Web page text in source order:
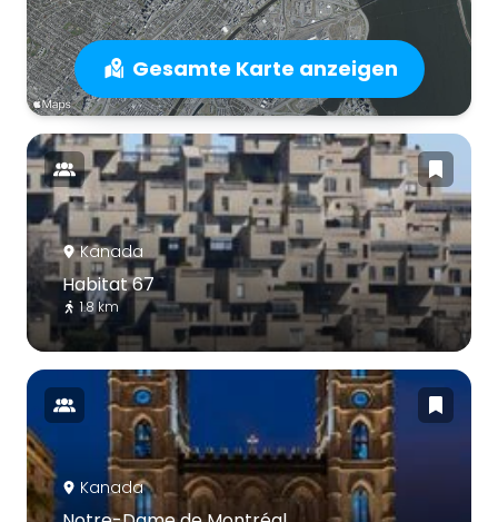
Gesamte Karte anzeigen
Kanada
Habitat 67
1.8 km
Kanada